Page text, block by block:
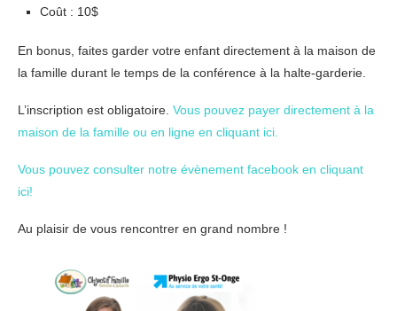
Coût : 10$
En bonus, faites garder votre enfant directement à la maison de
la famille durant le temps de la conférence à la halte-garderie.
L’inscription est obligatoire. Vous pouvez payer directement à la
maison de la famille ou en ligne en cliquant ici.
Vous pouvez consulter notre évènement facebook en cliquant
ici!
Au plaisir de vous rencontrer en grand nombre !